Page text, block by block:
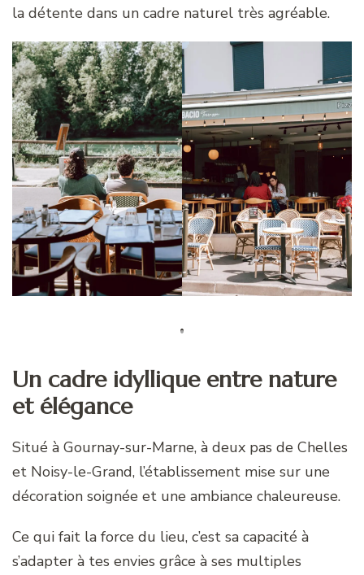
la détente dans un cadre naturel très agréable.
Un cadre idyllique entre nature
et élégance
Situé à Gournay-sur-Marne, à deux pas de Chelles
et Noisy-le-Grand, l’établissement mise sur une
décoration soignée et une ambiance chaleureuse.
Ce qui fait la force du lieu, c’est sa capacité à
s’adapter à tes envies grâce à ses multiples